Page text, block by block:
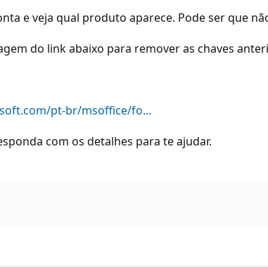
e veja qual produto aparece. Pode ser que
do link abaixo para remover as chaves
pt-br/msoffice/fo...
com os detalhes para te ajudar.